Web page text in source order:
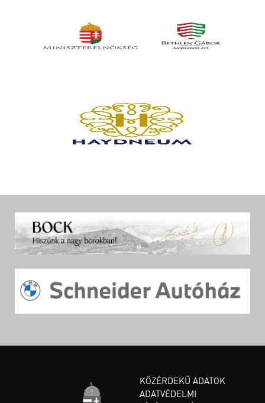
KÖZÉRDEKŰ ADATOK
ADATVÉDELMI